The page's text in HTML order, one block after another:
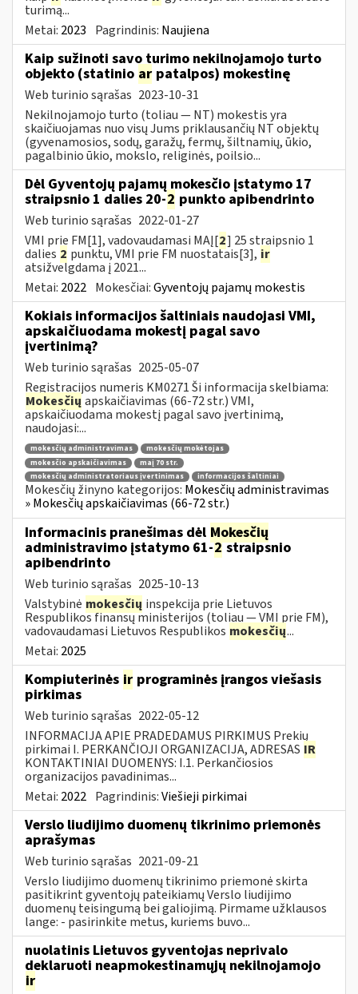
turimą...
Metai: 2023 Pagrindinis: Naujiena
Kaip sužinoti savo turimo nekilnojamojo turto
objekto (statinio ar patalpos) mokestinę
Web turinio sąrašas 2023-10-31
Nekilnojamojo turto (toliau ― NT) mokestis yra
skaičiuojamas nuo visų Jums priklausančių NT objektų
(gyvenamosios, sodų, garažų, fermų, šiltnamių, ūkio,
pagalbinio ūkio, mokslo, religinės, poilsio...
Dėl Gyventojų pajamų mokesčio įstatymo 17
straipsnio 1 dalies 20-2 punkto apibendrinto
Web turinio sąrašas 2022-01-27
VMI prie FM[1], vadovaudamasi MAĮ[2] 25 straipsnio 1
dalies 2 punktu, VMI prie FM nuostatais[3], ir
atsižvelgdama į 2021...
Metai: 2022 Mokesčiai:Gyventojų pajamų mokestis
Kokiais informacijos šaltiniais naudojasi VMI,
apskaičiuodama mokestį pagal savo
įvertinimą?
Web turinio sąrašas 2025-05-07
Registracijos numeris KM0271 Ši informacija skelbiama:
Mokesčių apskaičiavimas (66-72 str.) VMI,
apskaičiuodama mokestį pagal savo įvertinimą,
naudojasi:...
mokesčių administravimas
mokesčių mokėtojas
mokesčio apskaičiavimas
maį 70 str.
mokesčių administratoriaus įvertinimas
informacijos šaltiniai
Mokesčių žinyno kategorijos: Mokesčių administravimas
» Mokesčių apskaičiavimas (66-72 str.)
Informacinis pranešimas dėl Mokesčių
administravimo įstatymo 61-2straipsnio
apibendrinto
Web turinio sąrašas 2025-10-13
Valstybinė mokesčių inspekcija prie Lietuvos
Respublikos finansų ministerijos (toliau — VMI prie FM),
vadovaudamasi Lietuvos Respublikos mokesčių...
Metai: 2025
Kompiuterinės ir programinės įrangos viešasis
pirkimas
Web turinio sąrašas 2022-05-12
INFORMACIJA APIE PRADEDAMUS PIRKIMUS Prekių
pirkimai I. PERKANČIOJI ORGANIZACIJA, ADRESAS IR
KONTAKTINIAI DUOMENYS: I.1. Perkančiosios
organizacijos pavadinimas...
Metai: 2022 Pagrindinis:Viešieji pirkimai
Verslo liudijimo duomenų tikrinimo priemonės
aprašymas
Web turinio sąrašas 2021-09-21
Verslo liudijimo duomenų tikrinimo priemonė skirta
pasitikrint gyventojų pateikiamų Verslo liudijimo
duomenų teisingumą bei galiojimą. Pirmame užklausos
lange: - pasirinkite metus, kuriems buvo...
nuolatinis Lietuvos gyventojas neprivalo
deklaruoti neapmokestinamųjų nekilnojamojo
ir